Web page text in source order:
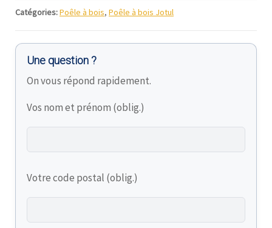
Catégories:Poêle à bois, Poêle à bois Jotul
Une question ?
On vous répond rapidement.
Vos nom et prénom (oblig.)
Votre code postal (oblig.)